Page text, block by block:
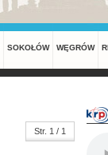
SOKOŁÓW WĘGRÓW
Str. 1 / 1